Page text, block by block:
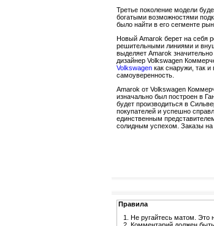
Третье поколение модели
богатыми возможностями
было найти в его сегменте
Новый Amarok берет на себя
решительными линиями и
выделяет Amarok
дизайнер Volkswagen
Volkswagen как снаружи, так
самоуверенность.
Amarok от Volkswagen
изначально был построен в
будет производиться в
покупателей и успешно
единственным
солидным успехом. Заказы на
Правила
1. Не ругайтесь матом. Это